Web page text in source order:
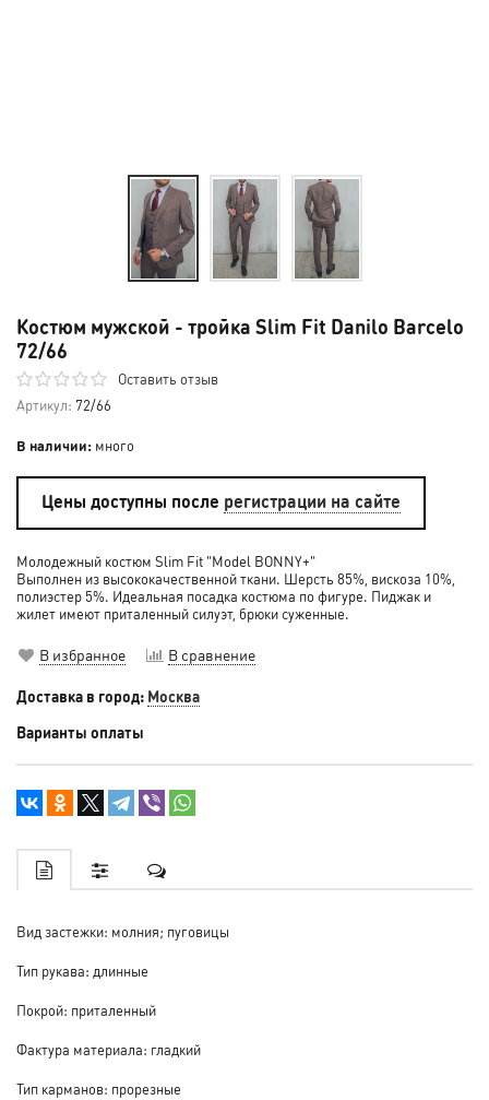
Костюм мужской - тройка Slim Fit Danilo Barcelo
72/66
Оставить отзыв
Артикул: 72/66
В наличии: много
Цены доступны после регистрации на сайте
Молодежный костюм Slim Fit "Model BONNY+"
Выполнен из высококачественной ткани. Шерсть 85%, вискоза 10%,
полиэстер 5%. Идеальная посадка костюма по фигуре. Пиджак и
жилет имеют приталенный силуэт, брюки суженные.
В избранное В сравнение
Доставка в город: Москва
Варианты оплаты
Вид застежки: молния; пуговицы
Тип рукава: длинные
Покрой: приталенный
Фактура материала: гладкий
Тип карманов: прорезные